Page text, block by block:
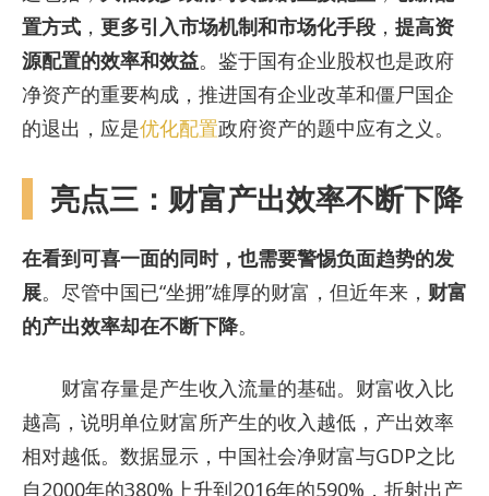
置方式 ， 更多引入市场机制和市场化手段 ， 提高资
源配置的效率和效益。鉴于国有企业股权也是政府
净资产的重要构成，推进国有企业改革和僵尸国企
的退出，应是优化配置政府资产的题中应有之义。
亮点三：财富产出效率不断下降
在看到可喜一面的同时，也需要警惕负面趋势的发
展。尽管中国已“坐拥”雄厚的财富，但近年来， 财富
的产出效率却在不断下降。
财富存量是产生收入流量的基础。财富收入比
越高，说明单位财富所产生的收入越低，产出效率
相对越低。数据显示，中国社会净财富与GDP之比
自2000年的380%上升到2016年的590%，折射出产